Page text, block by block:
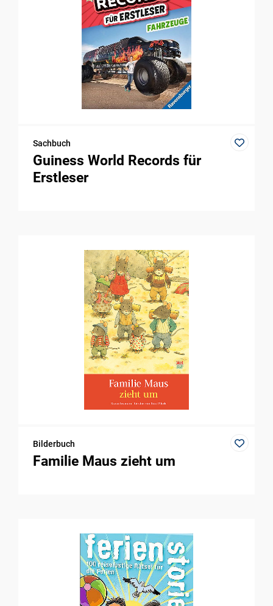
Sachbuch
Guiness World Records für
Erstleser
Bilderbuch
Familie Maus zieht um